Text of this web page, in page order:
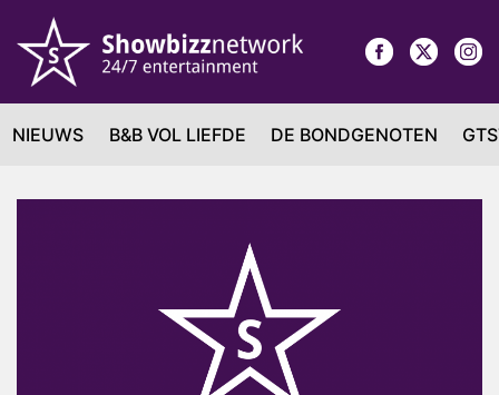
NIEUWS B&B VOL LIEFDE DE BONDGENOTEN